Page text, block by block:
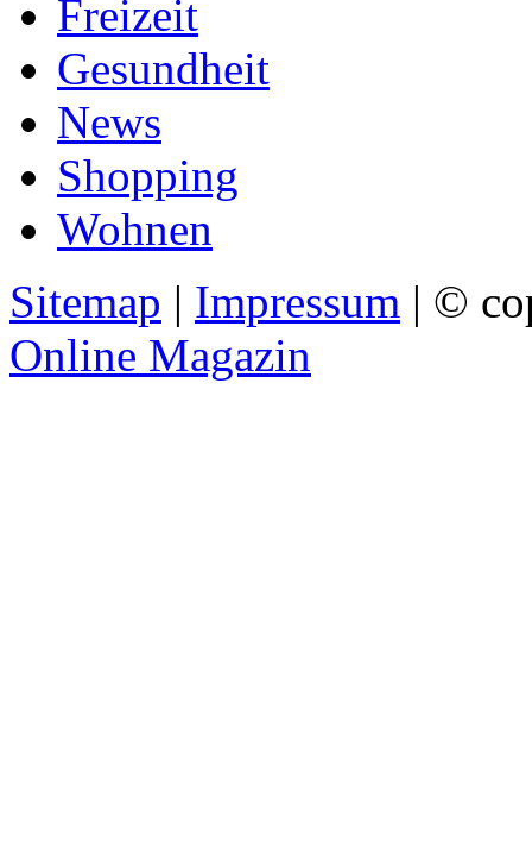
Freizeit
Gesundheit
News
Shopping
Wohnen
Sitemap | Impressum | ©
Online Magazin